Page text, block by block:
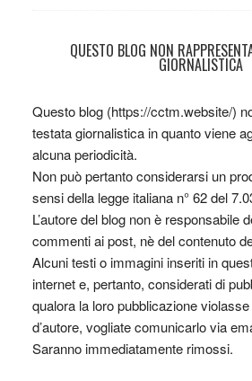
QUESTO BLOG NON
GIORNALISTICA
Questo blog (https://cctm.website/)
testata giornalistica in quanto viene
alcuna periodicità.
Non può pertanto considerarsi un
sensi della legge italiana n° 62 del
L’autore del blog non è responsabile
commenti ai post, nè del contenuto
Alcuni testi o immagini inseriti in
internet e, pertanto, considerati di
qualora la loro pubblicazione
d’autore, vogliate comunicarlo via
Saranno immediatamente rimossi.